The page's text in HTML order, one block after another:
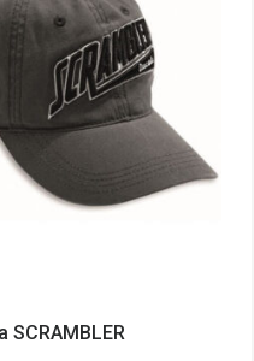
SCRAMBLER